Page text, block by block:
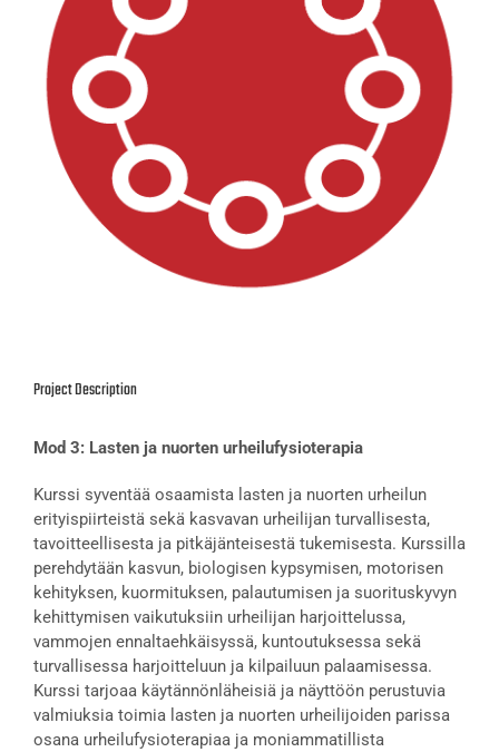
Project Description
Mod 3: Lasten ja nuorten urheilufysioterapia
Kurssi syventää osaamista lasten ja nuorten urheilun
erityispiirteistä sekä kasvavan urheilijan turvallisesta,
tavoitteellisesta ja pitkäjänteisestä tukemisesta. Kurssilla
perehdytään kasvun, biologisen kypsymisen, motorisen
kehityksen, kuormituksen, palautumisen ja suorituskyvyn
kehittymisen vaikutuksiin urheilijan harjoittelussa,
vammojen ennaltaehkäisyssä, kuntoutuksessa sekä
turvallisessa harjoitteluun ja kilpailuun palaamisessa.
Kurssi tarjoaa käytännönläheisiä ja näyttöön perustuvia
valmiuksia toimia lasten ja nuorten urheilijoiden parissa
osana urheilufysioterapiaa ja moniammatillista